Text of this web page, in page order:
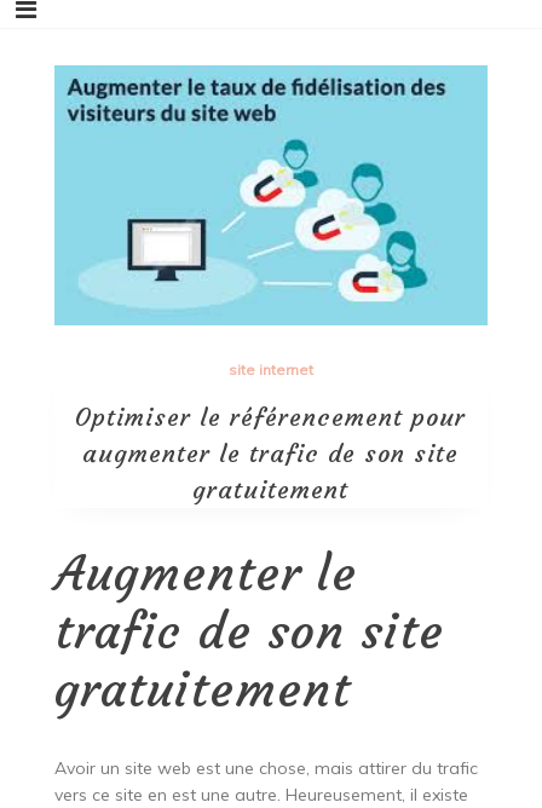
site internet
Optimiser le référencement pour
augmenter le trafic de son site
gratuitement
Augmenter le
trafic de son site
gratuitement
Avoir un site web est une chose, mais attirer du trafic
vers ce site en est une autre. Heureusement, il existe